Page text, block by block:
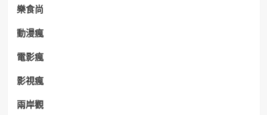
樂食尚
動漫瘋
電影瘋
影視瘋
兩岸觀